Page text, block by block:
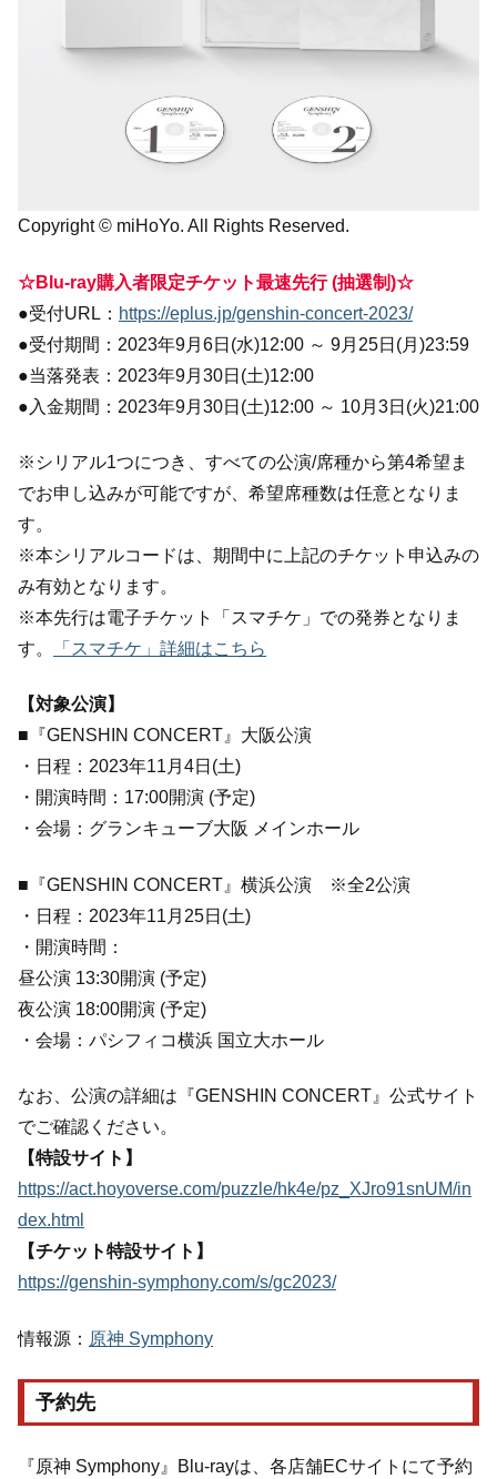
Copyright © miHoYo. All Rights Reserved.
☆Blu-ray購入者限定チケット最速先行 (抽選制)☆
●受付URL： https://eplus.jp/genshin-concert-2023/
●受付期間：2023年9月6日(水)12:00 ～ 9月25日(月)23:59
●当落発表：2023年9月30日(土)12:00
●入金期間：2023年9月30日(土)12:00 ～ 10月3日(火)21:00
※シリアル1つにつき、すべての公演/席種から第4希望ま
でお申し込みが可能ですが、希望席種数は任意となりま
す。
※本シリアルコードは、期間中に上記のチケット申込みの
み有効となります。
※本先行は電子チケット「スマチケ」での発券となりま
す。
「スマチケ」詳細はこちら
【対象公演】
■『GENSHIN CONCERT』大阪公演
・日程：2023年11月4日(土)
・開演時間：17:00開演 (予定)
・会場：グランキューブ大阪 メインホール
■『GENSHIN CONCERT』横浜公演 ※全2公演
・日程：2023年11月25日(土)
・開演時間：
昼公演 13:30開演 (予定)
夜公演 18:00開演 (予定)
・会場：パシフィコ横浜 国立大ホール
なお、公演の詳細は『GENSHIN CONCERT』公式サイト
でご確認ください。
【特設サイト】
https://act.hoyoverse.com/puzzle/hk4e/pz_XJro91snUM/in
dex.html
【チケット特設サイト】
https://genshin-symphony.com/s/gc2023/
情報源： 原神 Symphony
予約先
『原神 Symphony』Blu-rayは、各店舗ECサイトにて予約